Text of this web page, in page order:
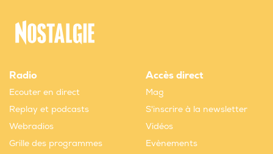
Radio
Ecouter en direct
Replay et podcasts
Webradios
Grille des programmes
Accès direct
Mag
S'inscrire à la newsletter
Vidéos
Evènements